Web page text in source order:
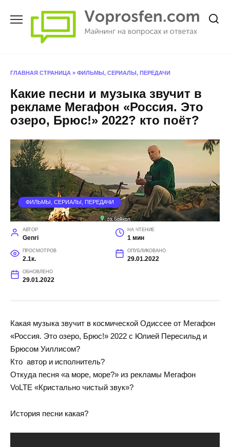
ГЛАВНАЯ СТРАНИЦА » ФИЛЬМЫ, СЕРИАЛЫ, ПЕРЕДАЧИ
Какие песни и музыка звучит в
рекламе Мегафон «Россия. Это
озеро, Брюс!» 2022? кто поёт?
ФИЛЬМЫ, СЕРИАЛЫ, ПЕРЕДАЧИ
АВТОР
Genri
НА ЧТЕНИЕ
1 мин
ПРОСМОТРОВ
2.1к.
ОПУБЛИКОВАНО
29.01.2022
ОБНОВЛЕНО
29.01.2022
Какая музыка звучит в космической Одиссее от Мегафон
«Россия. Это озеро, Брюс!» 2022 с Юлией Пересильд и
Брюсом Уиллисом?
Кто автор и исполнитель?
Откуда песня «а море, море?» из рекламы Мегафон
VoLTE «Кристально чистый звук»?
История песни какая?